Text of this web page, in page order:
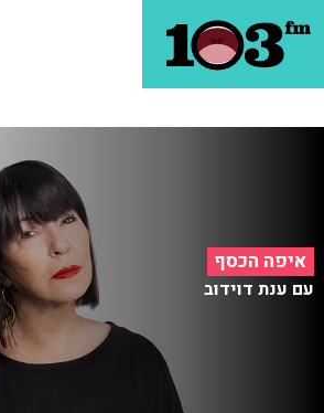
איפה הכסף
עם ענת דוידוב